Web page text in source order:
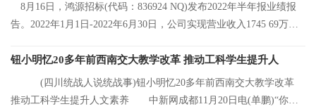
8月16日，鸿源招标(代码：836924 NQ)发布2022年半年报业绩报
告。2022年1月1日-2022年6月30日，公司实现营业收入1745 69万
钮小明忆20多年前西南交大教学改革 推动工科学生提升人
(四川统战人说统战事)钮小明忆20多年前西南交大教学改革
推动工科学生提升人文素养 中新网成都11月20日电(单鹏)“你们